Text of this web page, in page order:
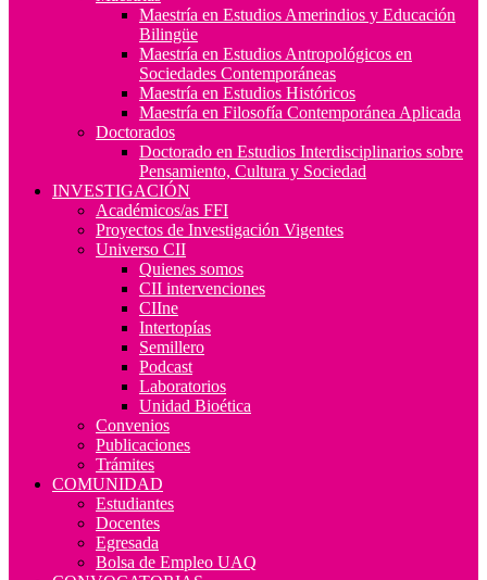
Maestría en Estudios Amerindios y Educación
Bilingüe
Maestría en Estudios Antropológicos en
Sociedades Contemporáneas
Maestría en Estudios Históricos
Maestría en Filosofía Contemporánea Aplicada
Doctorados
Doctorado en Estudios Interdisciplinarios sobre
Pensamiento, Cultura y Sociedad
INVESTIGACIÓN
Académicos/as FFI
Proyectos de Investigación Vigentes
Universo CII
Quienes somos
CII intervenciones
CIIne
Intertopías
Semillero
Podcast
Laboratorios
Unidad Bioética
Convenios
Publicaciones
Trámites
COMUNIDAD
Estudiantes
Docentes
Egresada
Bolsa de Empleo UAQ